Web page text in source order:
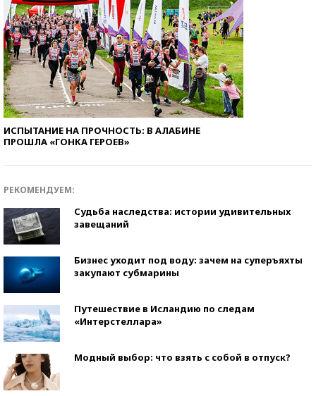
ИСПЫТАНИЕ НА ПРОЧНОСТЬ: В АЛАБИНЕ
ПРОШЛА «ГОНКА ГЕРОЕВ»
РЕКОМЕНДУЕМ:
Судьба наследства: истории удивительных
завещаний
Бизнес уходит под воду: зачем на суперъяхты
закупают субмарины
Путешествие в Исландию по следам
«Интерстеллара»
Модный выбор: что взять с собой в отпуск?